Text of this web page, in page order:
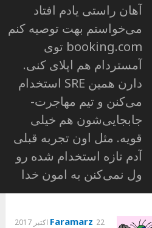
آهان راستی یادم افتاد
می‌خواستم بهت توصیه کنم
booking.com توی
آمستردام هم اپلای کنی.
دارن همین SRE استخدام
می‌کنن و تیم مهاجرت-
جابجایی‌شون هم خیلی
قویه. مثل اون تجربه قبلی
آدم تازه استخدام شده رو
ول نمی‌کنن به امون خدا
Faramarz 22 اکتبر 2017